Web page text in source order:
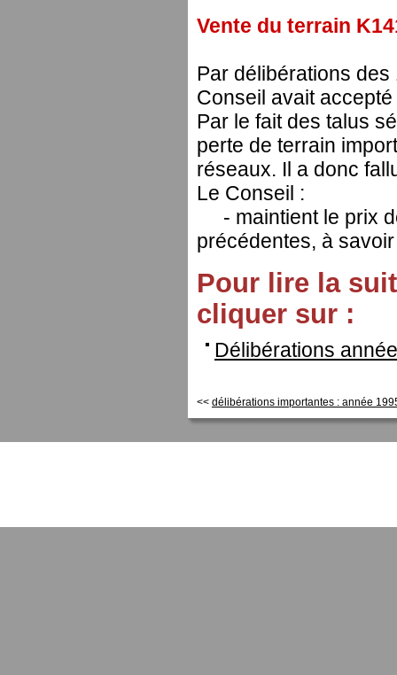
Vente du terrain
Par délibérations
Conseil avait
Par le fait des talus
perte de terrain
réseaux. Il a donc
Le Conseil :
- maintient le prix
précédentes, à
Pour lire la
cliquer sur :
Délibérations
<< délibérations importantes : année